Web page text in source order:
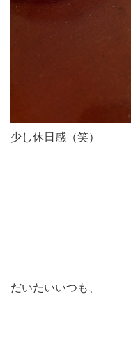
少し休日感（笑）
だいたいいつも、